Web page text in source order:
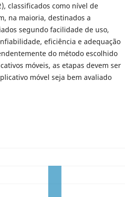
classificados como nível de
na maioria, destinados a
segundo facilidade de uso,
eficiência e adequação
do método escolhido
móveis, as etapas devem ser
móvel seja bem avaliado